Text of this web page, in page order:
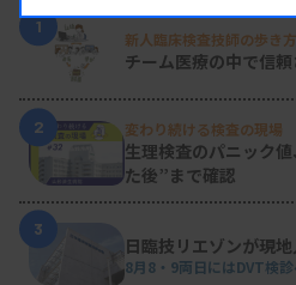
1
新人臨床検査技師の歩き
チーム医療の中で信
2 変わり続ける検査の現場
生理検査のパニック
た後”まで確認
3
日臨技リエゾンが現
8月8・9両日にはDVT検診